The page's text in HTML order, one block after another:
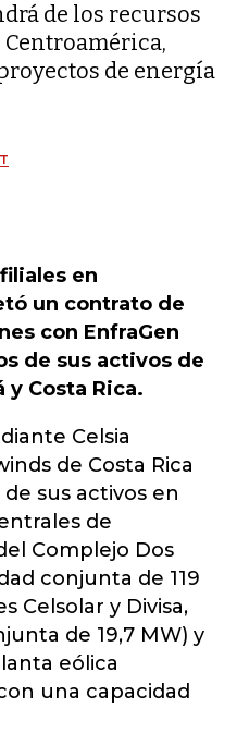
de los recursos
de energía
en
un contrato de
con EnfraGen
de sus activos de
y Costa Rica.
Celsia
de Costa Rica
sus activos en
de
Complejo Dos
conjunta de 119
Celsolar y Divisa,
de 19,7 MW) y
eólica
una capacidad